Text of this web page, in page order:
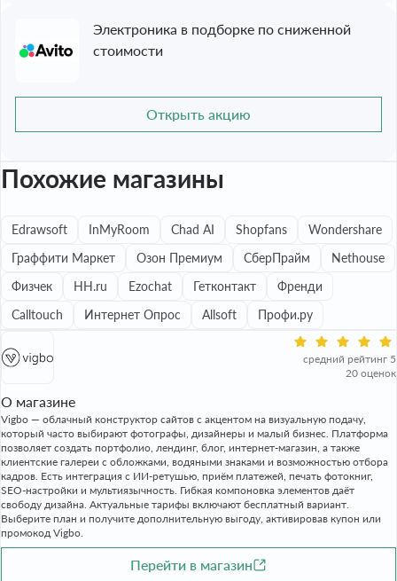
Электроника в подборке по сниженной
стоимости
Открыть акцию
Похожие магазины
Edrawsoft InMyRoom Chad AI Shopfans
Wondershare
Граффити Маркет
Озон Премиум СберПрайм
Nethouse
Физчек
HH.ru Ezochat Гетконтакт
Френди
Calltouch
Интернет Опрос Allsoft Профи.ру
средний рейтинг 5
20 оценок
О магазине
Vigbo — облачный конструктор сайтов с акцентом на визуальную подачу,
который часто выбирают фотографы, дизайнеры и малый бизнес. Платформа
позволяет создать портфолио, лендинг, блог, интернет-магазин, а также
клиентские галереи с обложками, водяными знаками и возможностью отбора
кадров. Есть интеграция с ИИ-ретушью, приём платежей, печать фотокниг,
SEO-настройки и мультиязычность. Гибкая компоновка элементов даёт
свободу дизайна. Актуальные тарифы включают бесплатный вариант.
Выберите план и получите дополнительную выгоду, активировав купон или
промокод Vigbo.
Перейти в магазин